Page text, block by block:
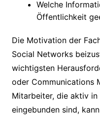
Welche
Öffentlichkeit
Die Motivation der
Social Networks
wichtigsten
oder Communications
Mitarbeiter, die aktiv
eingebunden sind,